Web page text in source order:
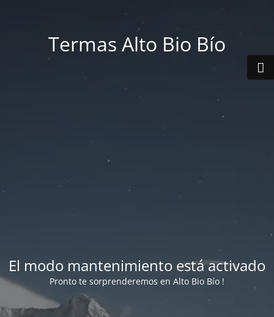
Termas Alto Bio Bío
El modo mantenimiento está activado
Pronto te sorprenderemos en Alto Bio Bío !